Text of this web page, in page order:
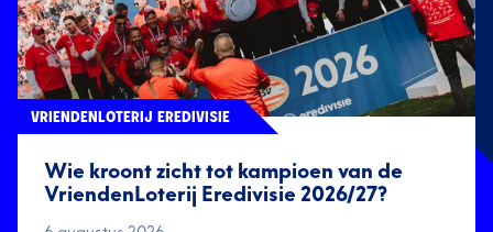
Wie kroont zicht tot kampioen van de
VriendenLoterij Eredivisie 2026/27?
VRIENDENLOTERIJ EREDIVISIE